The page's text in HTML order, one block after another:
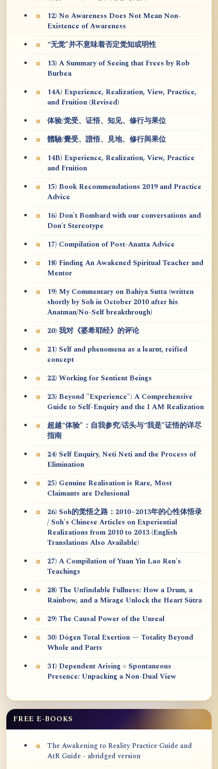
12) No Awareness Does Not Mean Non-
Existence of Awareness
“无觉”并不意味着否定觉知或明性
13) A Summary of Seeing that Frees by Rob
Burbea
14A) Experience, Realization, View, Practice,
and Fruition (Revised)
体验/觉受、证悟、知见、修行与果位
體驗/覺受、證悟、見地、修行與果位
14B) Experience, Realization, View, Practice
and Fruition
15) Book Recommendations 2019 and Practice
Advice
16) Don't Bombard with our conversations and
Don't Stereotype
17) Compilation of Post-Anatta Advice
18) Finding An Awakened Spiritual Teacher and
Mentor
19) My Commentary on Bahiya Sutta (written
shortly by Soh in October 2010 after his
Anatman/No-Self breakthrough)
20) 我对《婆希耶经》的评论
21) Self and phenomena as a learnt, reified
concept
22) Working for Sentient Beings
23) Beyond "Experience": A Comprehensive
Guide to Self-Enquiry and the I AM Realization
超越“体验”：自我参究/话头与“我是”证悟的详尽
指南
24) Self Enquiry, Neti Neti and the Process of
Elimination
25) Genuine Realisation is Rare, Most
Claimants are Delusional
26) Soh的觉悟之路：2010~2013年的心性体悟录
/ Soh's Chinese Articles on Experiential
Realizations from 2010 to 2013 (English
Translations Also Available)
27) A Compilation of Yuan Yin Lao Ren's
Teachings
28) The Unfindable Fullness: How a Drum, a
Rainbow, and a Mirage Unlock the Heart Sūtra
29) The Causal Power of the Unreal
30) Dōgen Total Exertion — Totality Beyond
Whole and Parts
31) Dependent Arising = Spontaneous
Presence: Unpacking a Non-Dual View
FREE E-BOOKS
The Awakening to Reality Practice Guide and
AtR Guide - abridged version